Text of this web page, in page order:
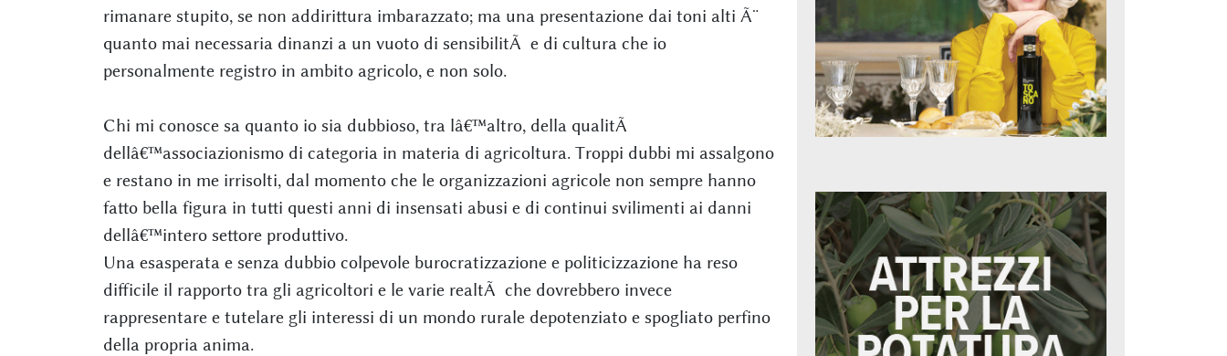
rimanare stupito, se non addirittura imbarazzato; ma una presentazione dai toni alti Ã¨
quanto mai necessaria dinanzi a un vuoto di sensibilitÃ e di cultura che io
personalmente registro in ambito agricolo, e non solo.
Chi mi conosce sa quanto io sia dubbioso, tra lâ€™altro, della qualitÃ
dellâ€™associazionismo di categoria in materia di agricoltura. Troppi dubbi mi assalgono
e restano in me irrisolti, dal momento che le organizzazioni agricole non sempre hanno
fatto bella figura in tutti questi anni di insensati abusi e di continui svilimenti ai danni
dellâ€™intero settore produttivo.
Una esasperata e senza dubbio colpevole burocratizzazione e politicizzazione ha reso
difficile il rapporto tra gli agricoltori e le varie realtÃ che dovrebbero invece
rappresentare e tutelare gli interessi di un mondo rurale depotenziato e spogliato perfino
della propria anima.